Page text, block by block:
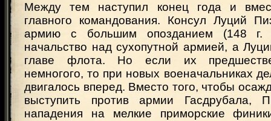
Между тем наступил конец года и
главного командования. Консул Луций
армию с большим опозданием (148 г.
начальство над сухопутной армией, а
главе флота. Но если их
немногого, то при новых военачальниках
двигалось вперед. Вместо того, чтобы
выступить против армии Гасдрубала,
нападения на мелкие приморские